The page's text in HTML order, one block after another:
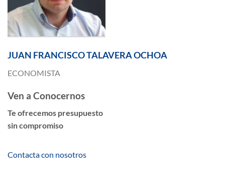
JUAN FRANCISCO TALAVERA OCHOA
ECONOMISTA
Ven a Conocernos
Te ofrecemos presupuesto
sin compromiso
Contacta con nosotros